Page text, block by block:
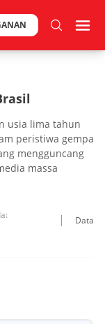
usia lima tahun
peristiwa gempa
mengguncang
massa
Data